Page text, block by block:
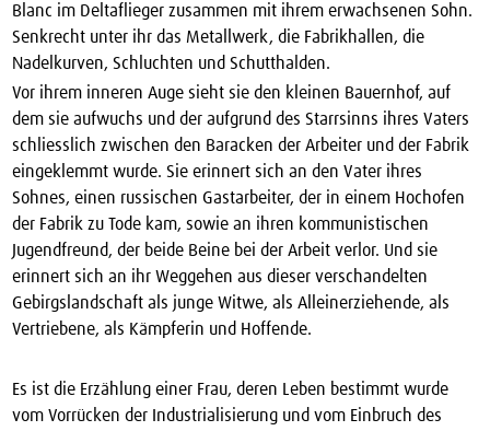
Blanc im Deltaflieger zusammen mit ihrem erwachsenen Sohn.
Senkrecht unter ihr das Metallwerk, die Fabrikhallen, die
Nadelkurven, Schluchten und Schutthalden.
Vor ihrem inneren Auge sieht sie den kleinen Bauernhof, auf
dem sie aufwuchs und der aufgrund des Starrsinns ihres Vaters
schliesslich zwischen den Baracken der Arbeiter und der Fabrik
eingeklemmt wurde. Sie erinnert sich an den Vater ihres
Sohnes, einen russischen Gastarbeiter, der in einem Hochofen
der Fabrik zu Tode kam, sowie an ihren kommunistischen
Jugendfreund, der beide Beine bei der Arbeit verlor. Und sie
erinnert sich an ihr Weggehen aus dieser verschandelten
Gebirgslandschaft als junge Witwe, als Alleinerziehende, als
Vertriebene, als Kämpferin und Hoffende.
Es ist die Erzählung einer Frau, deren Leben bestimmt wurde
vom Vorrücken der Industrialisierung und vom Einbruch des